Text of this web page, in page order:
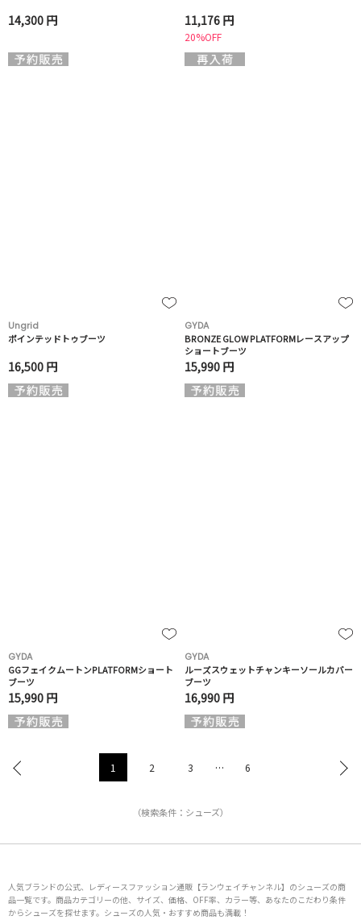
14,300 円 11,176 円
20%OFF
Ungrid
ポインテッドトゥブーツ
16,500 円
GYDA
BRONZE GLOW PLATFORMレースアップ
ショートブーツ
15,990 円
GYDA
GGフェイクムートンPLATFORMショート
ブーツ
15,990 円
GYDA
ルーズスウェットチャンキーソールカバー
ブーツ
16,990 円
1 2 3 … 6
（検索条件：シューズ）
人気ブランドの公式、レディースファッション通販【ランウェイチャンネル】のシューズの商
品一覧です。商品カテゴリーの他、サイズ、価格、OFF率、カラー等、あなたのこだわり条件
からシューズを探せます。シューズの人気・おすすめ商品も満載！